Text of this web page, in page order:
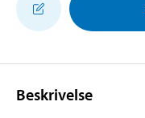
Beskrivelse